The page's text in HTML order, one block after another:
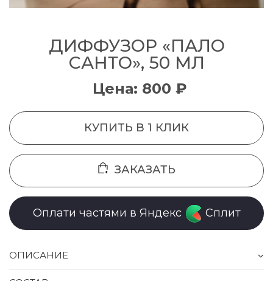
ДИФФУЗОР «ПАЛО
САНТО», 50 МЛ
Цена: 800 ₽
КУПИТЬ В 1 КЛИК
ЗАКАЗАТЬ
Оплати частями в Яндекс Сплит
ОПИСАНИЕ